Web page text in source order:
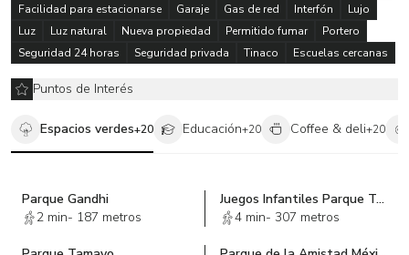
Facilidad para estacionarse
Garaje Gas de red Interfón
Lujo
Luz
Luz natural Nueva propiedad Permitido fumar
Portero
Seguridad 24 horas
Seguridad privada Tinaco Escuelas cercanas
Puntos de Interés
Espacios verdes+20 Educación+20 Coffee & deli+20
Parque Gandhi
2 min- 187 metros
Juegos Infantiles Parque Tamayo
4 min- 307 metros